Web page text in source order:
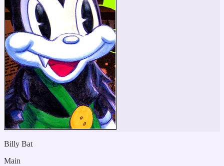
Billy Bat
Main